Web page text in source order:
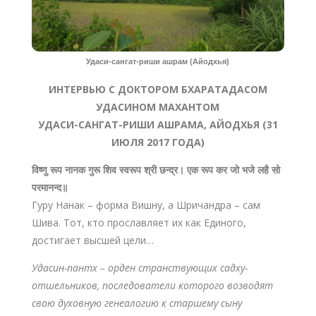
Удаси-сангат-риши ашрам (Айодхья)
ИНТЕРВЬЮ С ДОКТОРОМ БХАРАТАДАСОМ
УДАСИНОМ МАХАНТОМ
УДАСИ-САНГАТ-РИШИ АШРАМА, АЙОДХЬЯ (31
ИЮЛЯ 2017 ГОДА)
विष्णु रूप नानक गुरू शिव स्वरूप श्री छन्द्र। एक रूप कर जो भजे लहै सो
परमानन्द॥
Гуру Нанак – форма Вишну, а Шричандра – сам
Шива. Тот, кто прославляет их как Единого,
достигает высшей цели…
Удасин-пантх – орден странствующих садху-
отшельников, последователи которого возводят
свою духовную генеалогию к старшему сыну